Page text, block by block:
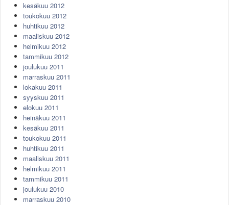
kesäkuu 2012
toukokuu 2012
huhtikuu 2012
maaliskuu 2012
helmikuu 2012
tammikuu 2012
joulukuu 2011
marraskuu 2011
lokakuu 2011
syyskuu 2011
elokuu 2011
heinäkuu 2011
kesäkuu 2011
toukokuu 2011
huhtikuu 2011
maaliskuu 2011
helmikuu 2011
tammikuu 2011
joulukuu 2010
marraskuu 2010